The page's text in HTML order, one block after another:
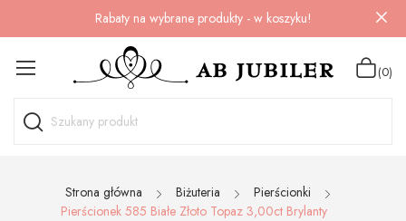
Rabaty na wybrane produkty - w koszyku!
(0)
Strona główna Biżuteria
Pierścionki
Pierścionek 585 Białe Złoto Topaz 3,00ct Brylanty